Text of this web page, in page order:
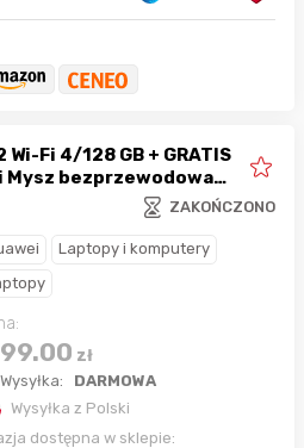
Wi-Fi 4/128 GB + GRATIS
Mysz bezprzewodowa
ZAKOŃCZONO
Laptopy i komputery
zł
Wysyłka:
DARMOWA
Wysyłka z Polski
dostępna w sklepie: